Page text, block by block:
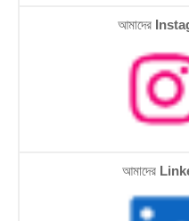
আমাদের
আমাদের